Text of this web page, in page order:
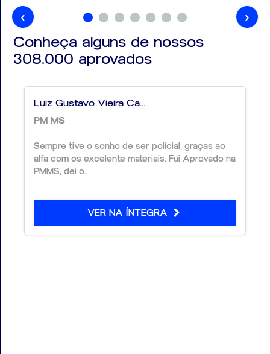
‹
›
Conheça alguns de nossos
308.000 aprovados
Luiz Gustavo Vieira Ca...
PM MS
Sempre tive o sonho de ser policial, graças ao
alfa com os excelente materiais. Fui Aprovado na
PMMS, dei o...
VER NA ÍNTEGRA